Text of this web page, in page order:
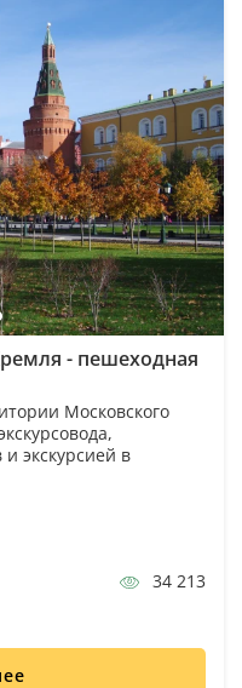
- пешеходная
Московского
экскурсией в
34 213